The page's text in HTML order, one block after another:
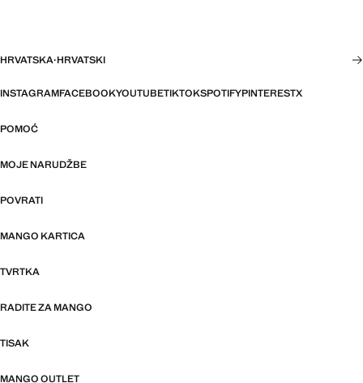
HRVATSKA·HRVATSKI
INSTAGRAMFACEBOOKYOUTUBETIKTOKSPOTIFYPINTERESTX
POMOĆ
MOJE NARUDŽBE
POVRATI
MANGO KARTICA
TVRTKA
RADITE ZA MANGO
TISAK
MANGO OUTLET